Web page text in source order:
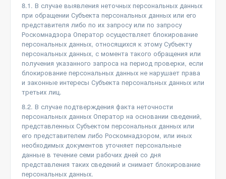
8.1. В случае выявления неточных персональных данных
при обращении Субъекта персональных данных или его
представителя либо по их запросу или по запросу
Роскомнадзора Оператор осуществляет блокирование
персональных данных, относящихся к этому Субъекту
персональных данных, с момента такого обращения или
получения указанного запроса на период проверки, если
блокирование персональных данных не нарушает права
и законные интересы Субъекта персональных данных или
третьих лиц.
8.2. В случае подтверждения факта неточности
персональных данных Оператор на основании сведений,
представленных Субъектом персональных данных или
его представителем либо Роскомнадзором, или иных
необходимых документов уточняет персональные
данные в течение семи рабочих дней со дня
представления таких сведений и снимает блокирование
персональных данных.